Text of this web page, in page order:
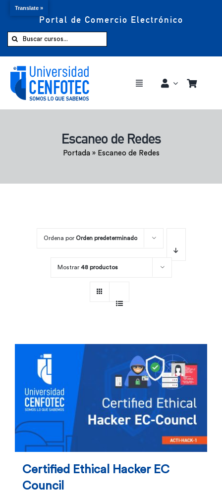
Portal de Comercio Electrónico
Buscar:
Toggle
Comprar ahora
Escaneo de Redes
Portada» Escaneo de Redes
Ordena por Orden predeterminado
Mostrar 48 productos
Certified Ethical Hacker EC
Council
Translate »